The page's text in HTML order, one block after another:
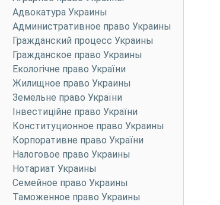
Адвокатура Украины
Административное право Украины
Гражданский процесс Украины
Гражданское право Украины
Екологічне право України
Жилищное право Украины
Земельне право України
Інвестиційне право України
Конституционное право Украины
Корпоративне право України
Налоговое право Украины
Нотариат Украины
Семейное право Украины
Таможенное право Украины